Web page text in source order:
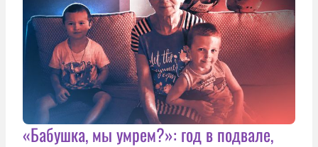
«Бабушка, мы умрем?»: год в подвале,